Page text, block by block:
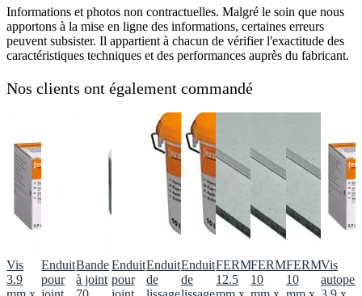
Informations et photos non contractuelles. Malgré le soin que nous
apportons à la mise en ligne des informations, certaines erreurs
peuvent subsister. Il appartient à chacun de vérifier l'exactitude des
caractéristiques techniques et des performances auprès du fabricant.
Nos clients ont également commandé
Vis
3.9
Enduit
pour
Bande
à joint
Enduit
pour
Enduit
de
Enduit
de
FERMACELL
12.5
FERMACELL
10
10
Vis